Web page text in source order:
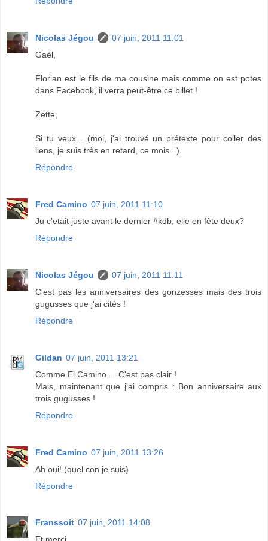
Nicolas Jégou
07 juin, 2011 11:01
Gaël,
Florian est le fils de ma cousine mais comme on est potes
dans Facebook, il verra peut-être ce billet !
Zette,
Si tu veux... (moi, j'ai trouvé un prétexte pour coller des
liens, je suis très en retard, ce mois...).
Répondre
Fred Camino 07 juin, 2011 11:10
Ju c'etait juste avant le dernier #kdb, elle en fête deux?
Répondre
Nicolas Jégou
07 juin, 2011 11:11
C'est pas les anniversaires des gonzesses mais des trois
gugusses que j'ai cités !
Répondre
Gildan 07 juin, 2011 13:21
Comme El Camino ... C'est pas clair !
Mais, maintenant que j'ai compris : Bon anniversaire aux
trois gugusses !
Répondre
Fred Camino 07 juin, 2011 13:26
Ah oui! (quel con je suis)
Répondre
Franssoit 07 juin, 2011 14:08